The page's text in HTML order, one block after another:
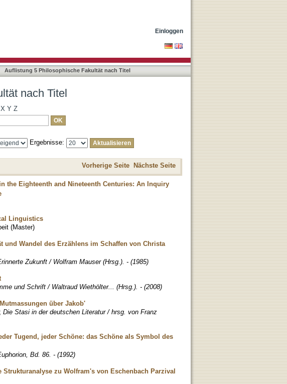
Einloggen
Auflistung 5 Philosophische Fakultät nach Titel
nach Titel
X Y Z
Ergebnisse:
Vorherige Seite Nächste Seite
the Eighteenth and Nineteenth Centuries: An Inquiry
Linguistics
(Master)
Wandel des Erzählens im Schaffen von Christa
Zukunft / Wolfram Mauser (Hrsg.). - (1985)
und Schrift / Waltraud Wiethölter... (Hrsg.). - (2008)
über Jakob'
; Die Stasi in der deutschen Literatur / hrsg. von Franz
Tugend, jeder Schöne: das Schöne als Symbol des
Bd. 86. - (1992)
zu Wolfram's von Eschenbach Parzival